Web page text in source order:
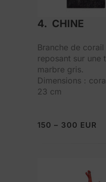
4. CHINE
Branche de
reposant sur une
marbre gris.
Dimensions :
23 cm
150 – 300 EUR